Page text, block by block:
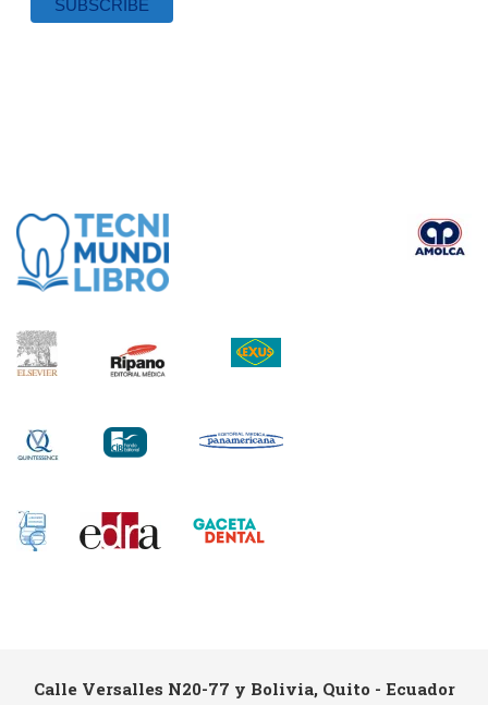
Calle Versalles N20-77 y Bolivia, Quito - Ecuador